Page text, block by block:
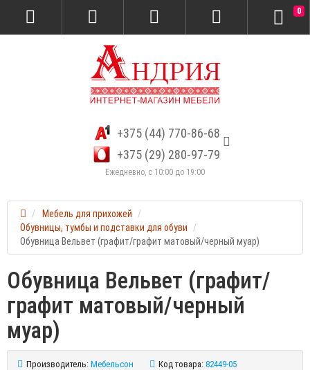
+375 (44) 770-86-68
+375 (29) 280-97-79
Ежедневно, с 10:00 до 19:00
0
Мебель для прихожей
Обувницы, тумбы и подставки для обуви
Обувница Вельвет (графит/графит матовый/черный муар)
Обувница Вельвет (графит/
графит матовый/черный
муар)
Производитель: Мебельсон Код товара: 82449-05